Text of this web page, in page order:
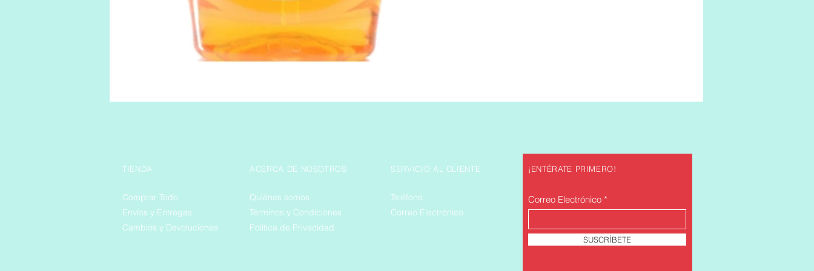
TIENDA
Comprar Todo
Envíos y Entregas
Cambios y Devoluciones
ACERCA DE NOSOTROS
Quiénes somos
Términos y Condiciones
Política de Privacidad
SERVICIO AL CLIENTE
Teléfono
Correo Electrónico
¡ENTÉRATE PRIMERO!
Correo Electrónico
SUSCRÍBETE